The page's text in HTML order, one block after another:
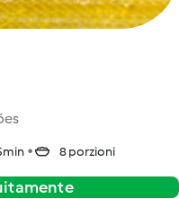
8 porzioni